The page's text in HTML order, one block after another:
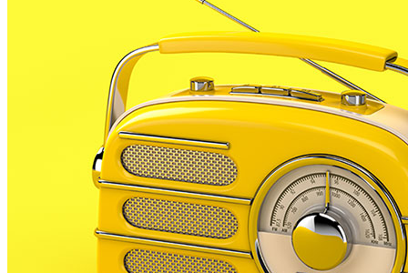
a la tarda, sobre les 18:15h, un
conductor que circulava sota els efectes de l’alcohol
distreure al volant mentre circulava per la zona
d’obres de la nova rotonda.
El resultat d’aquests dos factors va provocar que no
veiés un dels elements de seguretat i s’hi pugés a
sobre. Concretament, el vehicle va quedar sobre
dues rodes dalt d’una de lesbarreres new jersey
que senyalitza la zona.